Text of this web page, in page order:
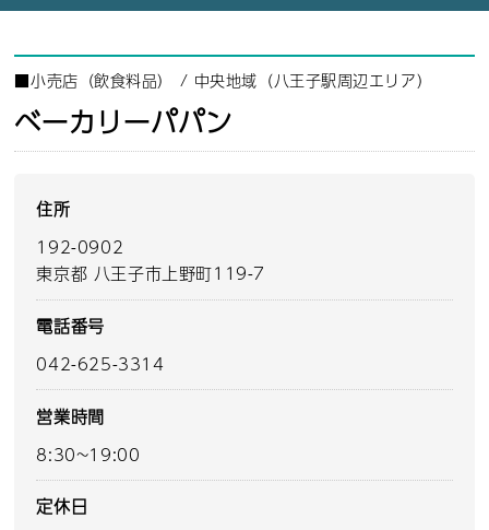
■小売店（飲食料品） / 中央地域（八王子駅周辺エリア）
ベーカリーパパン
住所
192-0902
東京都 八王子市上野町119-7
電話番号
042-625-3314
営業時間
8:30~19:00
定休日